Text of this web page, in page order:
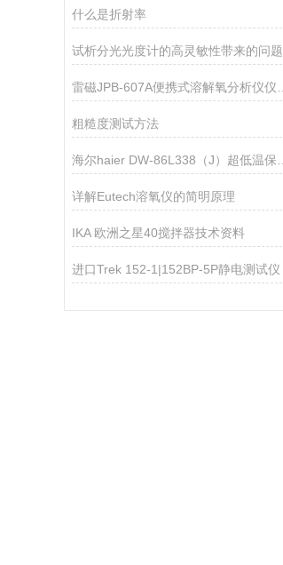
什么是折射率
试析分光光度计的高灵敏性带来的问题
粗糙度测试方法
详解Eutech溶氧仪的简明原理
IKA 欧洲之星40搅拌器技术资料
进口Trek 152-1|152BP-5P静电测试仪